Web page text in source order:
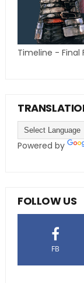
Timeline - Final
Powered by
FOLLOW US
FB